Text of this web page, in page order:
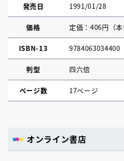
発売日 1991/01/28
価格 定価：406円（本
ISBN-13 9784063034400
判型 四六倍
ページ数 17ページ
オンライン書店